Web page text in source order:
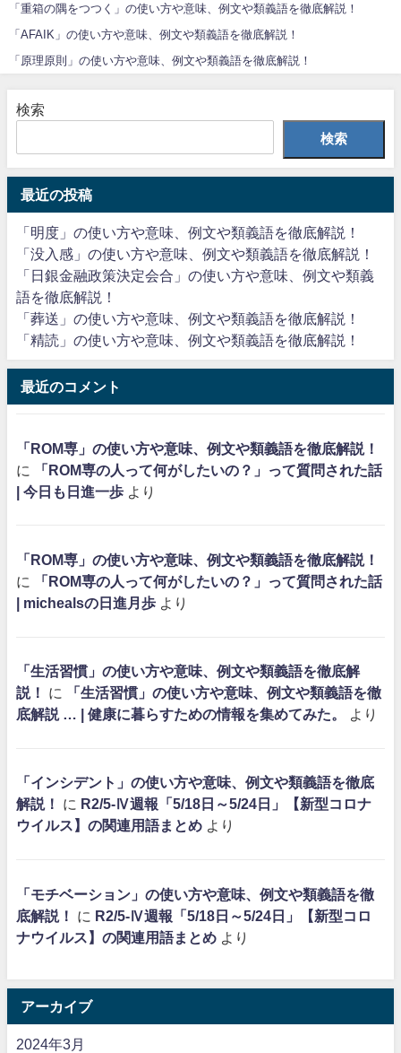
「重箱の隅をつつく」の使い方や意味、例文や類義語を徹底解説！
「AFAIK」の使い方や意味、例文や類義語を徹底解説！
「原理原則」の使い方や意味、例文や類義語を徹底解説！
検索
検索
最近の投稿
「明度」の使い方や意味、例文や類義語を徹底解説！
「没入感」の使い方や意味、例文や類義語を徹底解説！
「日銀金融政策決定会合」の使い方や意味、例文や類義
語を徹底解説！
「葬送」の使い方や意味、例文や類義語を徹底解説！
「精読」の使い方や意味、例文や類義語を徹底解説！
最近のコメント
「ROM専」の使い方や意味、例文や類義語を徹底解説！
に
「ROM専の人って何がしたいの？」って質問された話
| 今日も日進一歩 より
「ROM専」の使い方や意味、例文や類義語を徹底解説！
に
「ROM専の人って何がしたいの？」って質問された話
| michealsの日進月歩 より
「生活習慣」の使い方や意味、例文や類義語を徹底解
説！
に
「生活習慣」の使い方や意味、例文や類義語を徹
底解説 … | 健康に暮らすための情報を集めてみた。
より
「インシデント」の使い方や意味、例文や類義語を徹底
解説！
に R2/5-Ⅳ週報「5/18日～5/24日」【新型コロナ
ウイルス】の関連用語まとめ より
「モチベーション」の使い方や意味、例文や類義語を徹
底解説！
に R2/5-Ⅳ週報「5/18日～5/24日」【新型コロ
ナウイルス】の関連用語まとめ より
アーカイブ
2024年3月